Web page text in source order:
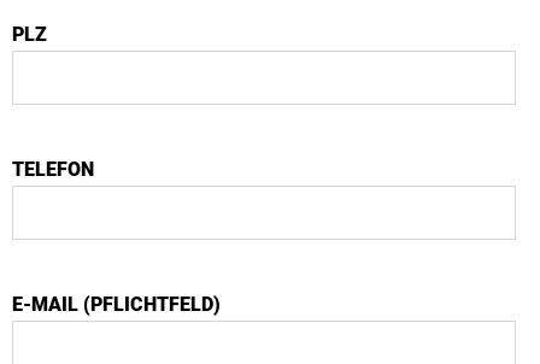
PLZ
TELEFON
E-MAIL (PFLICHTFELD)